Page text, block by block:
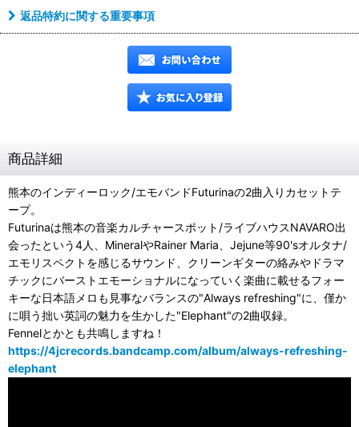
返品特約に関する重要事項
商品詳細
熊本のインディーロック/エモバンドFuturinaの2曲入りカセットテ
ープ。
Futurinaは熊本の音楽カルチャースポット/ライブハウスNAVARO出
会ったという4人、MineralやRainer Maria、Jejune等90'sオルタナ/
エモリスペクトを感じるサウンド、クリーンギターの絡みやドラマ
チックにバーストエモーショナルになっていく楽曲に載せるフォー
キーな日本語メロも見事なバランスの"Always refreshing"に、僅か
に唄う拙い英詞の魅力を生かした"Elephant"の2曲収録。
Fennelとかとも共鳴しますね！
https://4jcrecords.bandcamp.com/album/always-refreshing-
elephant